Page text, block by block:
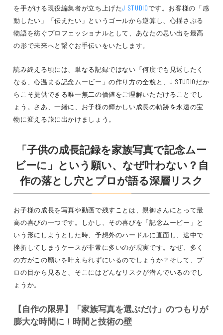
を手がける現役編集者が立ち上げたJ STUDIOです。お客様の「感
動したい」「伝えたい」というゴールから逆算し、心揺さぶる
物語を紡ぐプロフェッショナルとして、あなたの思い出を最高
の形で未来へと繋ぐお手伝いをいたします。
読み終える頃には、単なる記録ではない「何度でも見返したく
なる、心温まる記念ムービー」の作り方の全貌と、J STUDIOだか
らこそ提供できる唯一無二の価値をご理解いただけることでし
ょう。さあ、一緒に、お子様の輝かしい成長の軌跡を永遠の宝
物に変える旅に出かけましょう。
「子供の成長記録を家族写真で記念ムー
ビーに」という願い、なぜ叶わない？自
作の落とし穴とプロが語る深層リスク
お子様の成長を写真や動画で残すことは、親御さんにとって最
高の喜びの一つです。しかし、その喜びを「記念ムービー」と
いう形にしようとした時、予想外のハードルに直面し、途中で
挫折してしまうケースが非常に多いのが現実です。なぜ、多く
の方がこの願いを叶えられずにいるのでしょうか？そして、プ
ロの目から見ると、そこにはどんなリスクが潜んでいるのでし
ょうか。
【自作の限界】「家族写真を選ぶだけ」のつもりが
膨大な時間に！時間と技術の壁